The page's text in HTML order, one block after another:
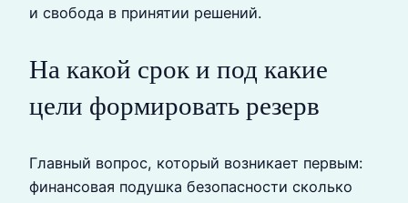
и свобода в принятии решений.
На какой срок и под какие
цели формировать резерв
Главный вопрос, который возникает первым:
финансовая подушка безопасности сколько